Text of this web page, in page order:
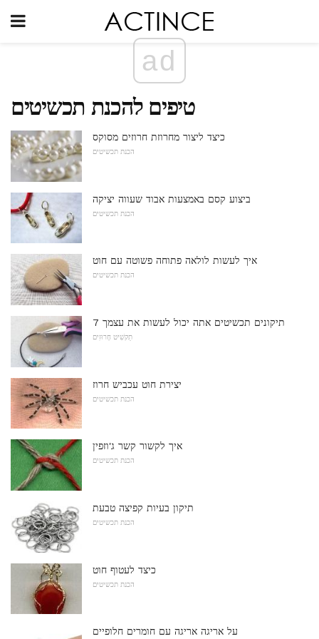
ad
טיפים להכנת תכשיטים
כיצד ליצור מחרוזת חרוזים מסוקס
הכנת תכשיטים
ביצוע קסם באמצעות אבוד שעווה יציקה
הכנת תכשיטים
איך לעשות לולאה פתוחה פשוטה עם חוט
הכנת תכשיטים
7 תיקונים תכשיטים אתה יכול לעשות את עצמך
תַקשִׁיט חָרוּזִים
יצירת חוט עכביש חרוז
הכנת תכשיטים
איך לקשור קשר ג'וזפין
הכנת תכשיטים
תיקון בעיות קפיצה טבעת
הכנת תכשיטים
כיצד לעטוף חוט
הכנת תכשיטים
על אריגה אריגה עם חומרים חלופיים